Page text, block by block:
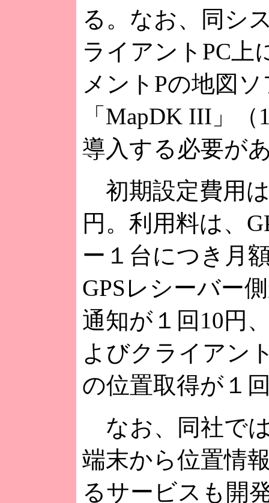
る。なお、同シ
ライアントPC上
メントPの地図
「MapDK III」
導入する必要が
初期設定費用
円。利用料は、
ー１台につき月
GPSレシーバー
通知が１回10円
よびクライアン
の位置取得が１
なお、同社で
端末から位置情
るサービスも開